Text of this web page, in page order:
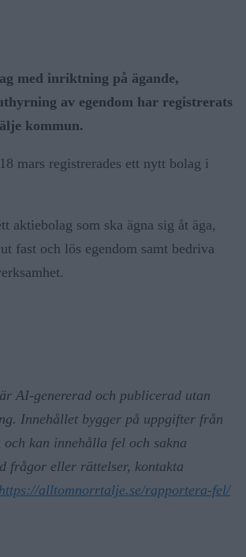
med inriktning på ägande,
av egendom har registrerats
kommun.
mars registrerades ett nytt bolag i
aktiebolag som ska ägna sig åt äga,
fast och lös egendom samt bedriva
AI-genererad och publicerad utan
Innehållet bygger på uppgifter från
och kan innehålla fel och sakna
frågor eller rättelser, kontakta
https://alltomnorrtalje.se/rapportera-fel/